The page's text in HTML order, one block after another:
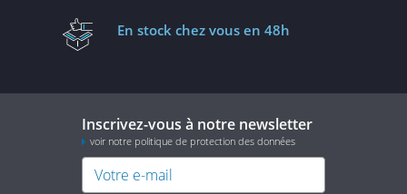
En stock chez vous en 48h
Inscrivez-vous à notre newsletter
voir notre politique de protection des données